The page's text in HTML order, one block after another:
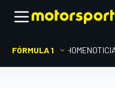
FÓRMULA 1 HOME